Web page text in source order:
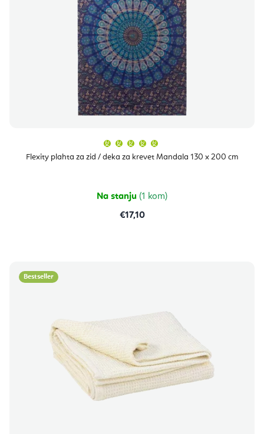
Flexity plahta za zid / deka za krevet Mandala 130 x 200 cm
proizvoda
je
zvjezdica.
Na stanju (1 kom)
€17,10
Bestseller